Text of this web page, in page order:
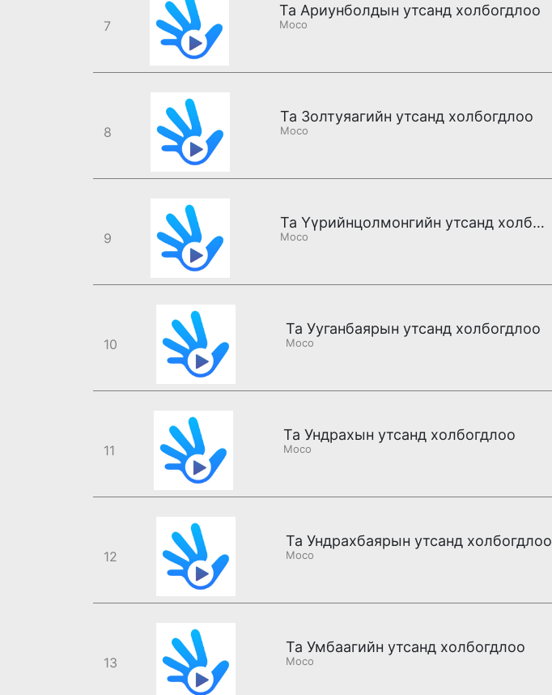
7
Та Ариунболдын утсанд холбогдлоо
Moco
8
Та Золтуяагийн утсанд холбогдлоо
Moco
9
Та Үүрийнцолмонгийн утсанд холбогдлоо
Moco
10
Та Ууганбаярын утсанд холбогдлоо
Moco
11
Та Ундрахын утсанд холбогдлоо
Moco
12
Та Ундрахбаярын утсанд холбогдлоо
Moco
13
Та Умбаагийн утсанд холбогдлоо
Moco